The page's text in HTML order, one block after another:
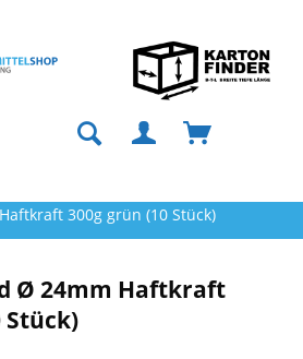
300g grün (10 Stück)
Ø 24mm Haftkraft
Stück)